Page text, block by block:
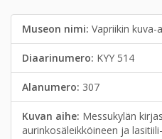
Museon nimi: Vapriikin kuva-
Diaarinumero: KYY 514
Alanumero: 307
Kuvan aihe: Messukylän
aurinkosäleikköineen ja